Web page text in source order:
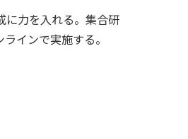
に力を入れる。集合研
インで実施する。